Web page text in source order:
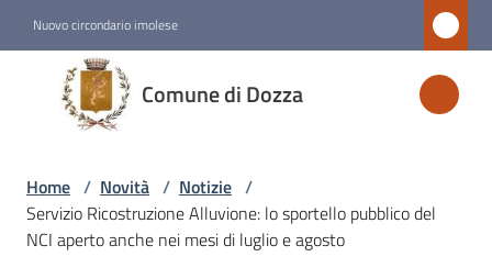
Nuovo circondario imolese
Comune di Dozza
Comune
di
Dozza
Amministrazione
Home / Novità / Notizie /
Servizio Ricostruzione Alluvione: lo sportello pubblico del
NCI aperto anche nei mesi di luglio e agosto